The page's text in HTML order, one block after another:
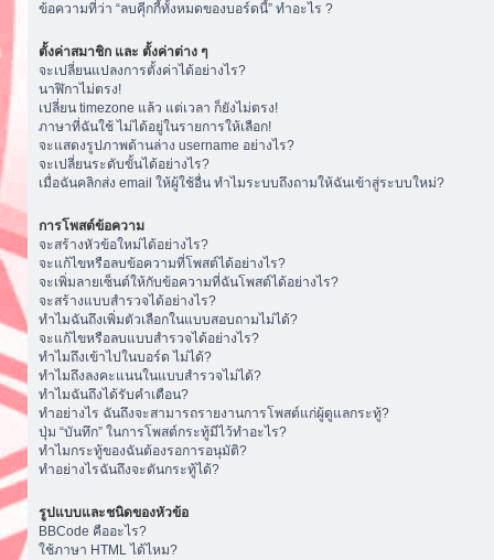
ข้อความที่ว่า “ลบคุีกกี้ทั้งหมดของบอร์ดนี้” ทำอะไร ?
ตั้งค่าสมาชิก และ ตั้งค่าต่าง ๆ
จะเปลี่ยนแปลงการตั้งค่าได้อย่างไร?
นาฬิกาไม่ตรง!
เปลี่ยน timezone แล้ว แต่เวลา ก็ยังไม่ตรง!
ภาษาที่ฉันใช้ ไม่ได้อยู่ในรายการให้เลือก!
จะแสดงรูปภาพด้านล่าง username อย่างไร?
จะเปลี่ยนระดับขั้นได้อย่างไร?
เมื่อฉันคลิกส่ง email ให้ผู้ใช้อื่น ทำไมระบบถึงถามให้ฉันเข้าสู่ระบบใหม่?
การโพสต์ข้อความ
จะสร้างหัวข้อใหม่ได้อย่างไร?
จะแก้ไขหรือลบข้อความที่โพสต์ได้อย่างไร?
จะเพิ่มลายเซ็นต์ให้กับข้อความที่ฉันโพสต์ได้อย่างไร?
จะสร้างแบบสำรวจได้อย่างไร?
ทำไมฉันถึงเพิ่มตัวเลือกในแบบสอบถามไม่ได้?
จะแก้ไขหรือลบแบบสำรวจได้อย่างไร?
ทำไมถึงเข้าไปในบอร์ด ไม่ได้?
ทำไมถึงลงคะแนนในแบบสำรวจไม่ได้?
ทำไมฉันถึงได้รับคำเตือน?
ทำอย่างไร ฉันถึงจะสามารถรายงานการโพสต์แก่ผู้ดูแลกระทู้?
ปุ่ม “บันทึก” ในการโพสต์กระทู้มีไว้ทำอะไร?
ทำไมกระทู้ของฉันต้องรอการอนุมัติ?
ทำอย่างไรฉันถึงจะดันกระทู้ได้?
รูปแบบและชนิดของหัวข้อ
BBCode คืออะไร?
ใช้ภาษา HTML ได้ไหม?